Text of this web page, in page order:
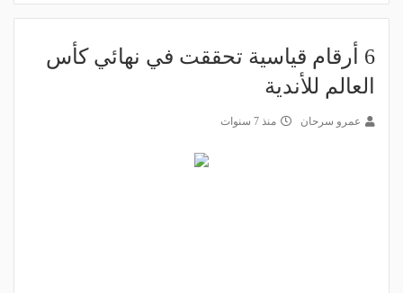
6 أرقام قياسية تحققت في نهائي كأس
العالم للأندية
عمرو سرحان منذ 7 سنوات